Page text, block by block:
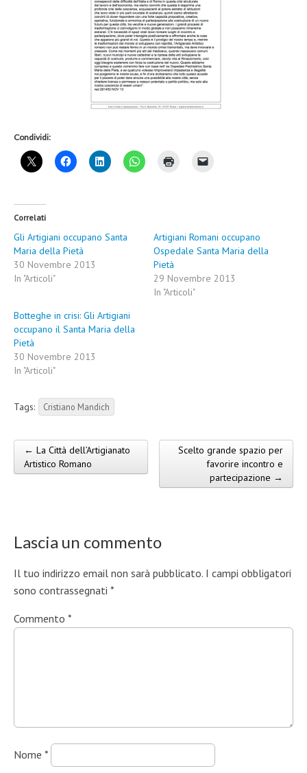
Condividi:
Correlati
Gli Artigiani occupano Santa
Maria della Pietà
30 Novembre 2013
In "Articoli"
Artigiani Romani occupano
Ospedale Santa Maria della
Pietà
29 Novembre 2013
In "Articoli"
Botteghe in crisi: Gli Artigiani
occupano il Santa Maria della
Pietà
30 Novembre 2013
In "Articoli"
Tags: Cristiano Mandich
Post navigation
← La Città dell’Artigianato
Artistico Romano
Scelto grande spazio per
favorire incontro e
partecipazione →
Lascia un commento
Il tuo indirizzo email non sarà pubblicato. I campi obbligatori
sono contrassegnati *
Commento *
Nome *